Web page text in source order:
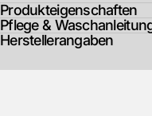
Produkteigenschaften
Pflege &
Herstellerangaben